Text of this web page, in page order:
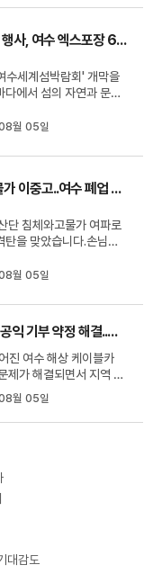
여수 해상 케이블카 측으
학회는 기부금...
제 7회 섬의 날 행사, 여수 엑스포장 6-9일 개최
세계섬박람회' 개막을
다에서 섬의 자연과 문화
나흘간 여수 세계엑스포
최합니다.올해로 7번째
에 이어가수...
월 05일
산단 침체, 고물가 이중고..여수 폐업 업소만 6백곳
침체와고물가 여파로
탄을 맞았습니다.손님들
백여곳에 이르러지역 경
다.점심시간 여수시 학
석 가까운 테이블에손님
다.10여 년째 유...
월 05일
해상 케이블카 공익 기부 약정 해결..장학 사업 탄력
진 여수 해상 케이블카
제가 해결되면서 지역 장
받게 됐습니다. 여수시 인
따르면 지난해 12월 체결
정에 따라올해 1월과 5
회는 기부...
월 05일
대감도